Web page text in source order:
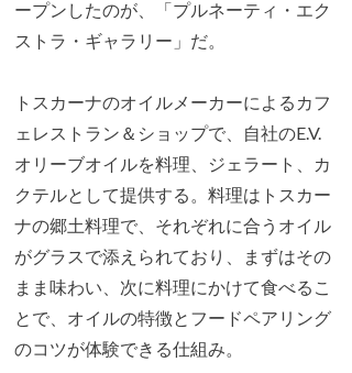
ープンしたのが、「プルネーティ・エク
ストラ・ギャラリー」だ。
トスカーナのオイルメーカーによるカフ
ェレストラン＆ショップで、自社のE.V.
オリーブオイルを料理、ジェラート、カ
クテルとして提供する。料理はトスカー
ナの郷土料理で、それぞれに合うオイル
がグラスで添えられており、まずはその
まま味わい、次に料理にかけて食べるこ
とで、オイルの特徴とフードペアリング
のコツが体験できる仕組み。